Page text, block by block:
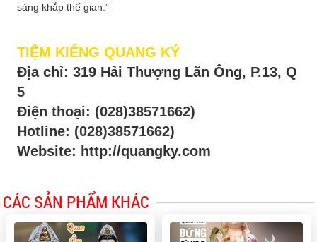
sáng khắp thế gian.”
TIỆM KIẾNG QUANG KÝ
Địa chỉ: 319 Hải Thượng Lãn Ông, P.13, Q
5
Điện thoại: (028)38571662)
Hotline: (028)38571662)
Website: http://quangky.com
CÁC SẢN PHẨM KHÁC